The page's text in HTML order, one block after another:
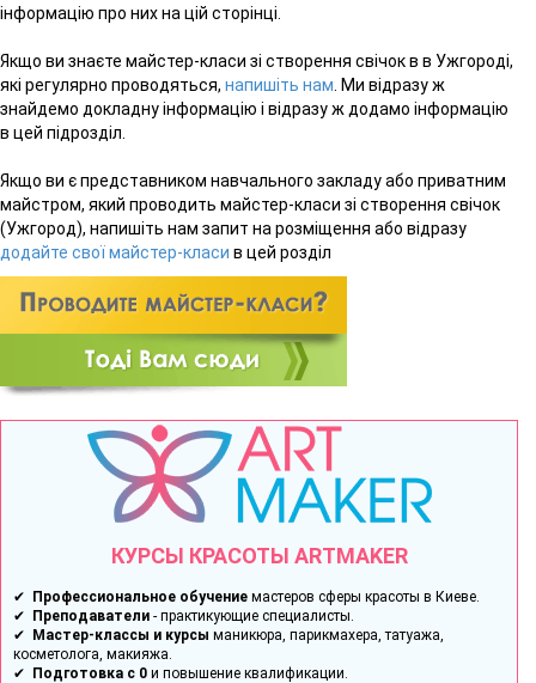
інформацію про них на цій сторінці.
Якщо ви знаєте майстер-класи зі створення свічок в в Ужгороді,
які регулярно проводяться, напишіть нам . Ми відразу ж
знайдемо докладну інформацію і відразу ж додамо інформацію
в цей підрозділ.
Якщо ви є представником навчального закладу або приватним
майстром, який проводить майстер-класи зі створення свічок
(Ужгород), напишіть нам запит на розміщення або відразу
додайте свої майстер-класи в цей розділ
КУРСЫ КРАСОТЫ ARTMAKER
✔ Профессиональное обучение мастеров сферы красоты в Киеве.
✔ Преподаватели - практикующие специалисты.
✔ Мастер-классы и курсы маникюра, парикмахера, татуажа,
косметолога, макияжа.
✔ Подготовка с 0 и повышение квалификации.